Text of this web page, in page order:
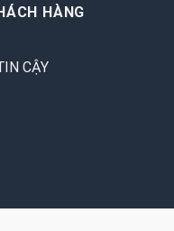
HÀNG
CẬY